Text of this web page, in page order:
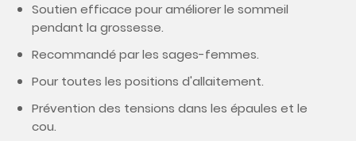
Soutien efficace pour améliorer le sommeil
pendant la grossesse.
Recommandé par les sages-femmes.
Pour toutes les positions d'allaitement.
Prévention des tensions dans les épaules et le
cou.